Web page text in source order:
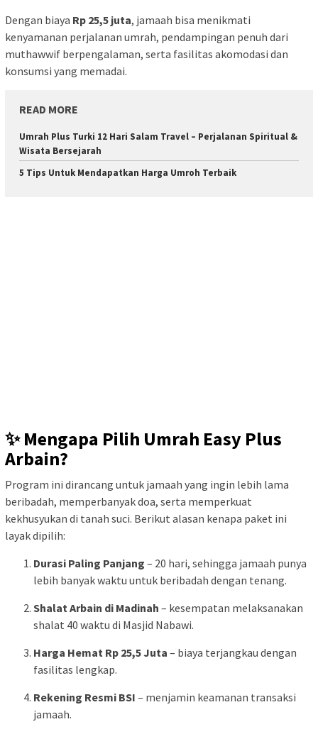
Dengan biaya Rp 25,5 juta, jamaah bisa menikmati
kenyamanan perjalanan umrah, pendampingan penuh dari
muthawwif berpengalaman, serta fasilitas akomodasi dan
konsumsi yang memadai.
READ MORE
Umrah Plus Turki 12 Hari Salam Travel – Perjalanan Spiritual &
Wisata Bersejarah
5 Tips Untuk Mendapatkan Harga Umroh Terbaik
✨ Mengapa Pilih Umrah Easy Plus
Arbain?
Program ini dirancang untuk jamaah yang ingin lebih lama
beribadah, memperbanyak doa, serta memperkuat
kekhusyukan di tanah suci. Berikut alasan kenapa paket ini
layak dipilih:
Durasi Paling Panjang – 20 hari, sehingga jamaah punya
lebih banyak waktu untuk beribadah dengan tenang.
Shalat Arbain di Madinah – kesempatan melaksanakan
shalat 40 waktu di Masjid Nabawi.
Harga Hemat Rp 25,5 Juta – biaya terjangkau dengan
fasilitas lengkap.
Rekening Resmi BSI – menjamin keamanan transaksi
jamaah.